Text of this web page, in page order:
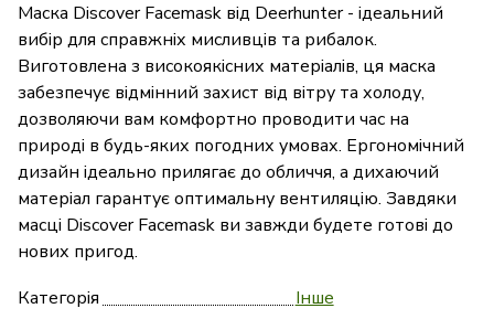
Маска Discover Facemask від Deerhunter - ідеальний
вибір для справжніх мисливців та рибалок.
Виготовлена з високоякісних матеріалів, ця маска
забезпечує відмінний захист від вітру та холоду,
дозволяючи вам комфортно проводити час на
природі в будь-яких погодних умовах. Ергономічний
дизайн ідеально прилягає до обличчя, а дихаючий
матеріал гарантує оптимальну вентиляцію. Завдяки
масці Discover Facemask ви завжди будете готові до
нових пригод.
Категорія
Інше